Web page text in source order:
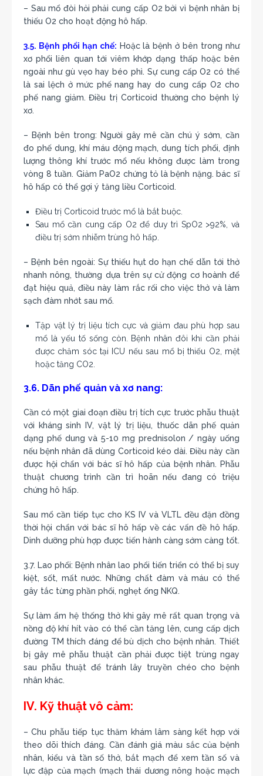
– Sau mổ đòi hỏi phải cung cấp O2 bởi vì bệnh nhân bị
thiếu O2 cho hoạt động hô hấp.
3.5. Bệnh phổi hạn chế: Hoặc là bệnh ở bên trong như
xơ phổi liên quan tới viêm khớp dạng thấp hoặc bên
ngoài như gù vẹo hay béo phì. Sự cung cấp O2 có thể
là sai lệch ở mức phế nang hay do cung cấp O2 cho
phế nang giảm. Điều trị Corticoid thường cho bệnh lý
xơ.
– Bệnh bên trong: Người gây mê cần chú ý sớm, cần
đo phế dung, khí máu động mạch, dung tích phổi, định
lượng thông khí trước mổ nếu không được làm trong
vòng 8 tuần. Giảm PaO2 chứng tỏ là bệnh nặng. bác sĩ
hô hấp có thể gợi ý tăng liều Corticoid.
Điều trị Corticoid trước mổ là bắt buộc.
Sau mổ cần cung cấp O2 để duy trì SpO2 >92%, và
điều trị sớm nhiễm trùng hô hấp.
– Bệnh bên ngoài: Sự thiếu hụt do hạn chế dẫn tới thở
nhanh nông, thường dựa trên sự cử động cơ hoành để
đạt hiệu quả, điều này làm rắc rối cho việc thở và làm
sạch đàm nhớt sau mổ.
Tập vật lý trị liệu tích cực và giảm đau phù hợp sau
mổ là yếu tố sống còn. Bệnh nhân đôi khi cần phải
được chăm sóc tại ICU nếu sau mổ bị thiếu O2, mệt
hoặc tăng CO2.
3.6. Dãn phế quản và xơ nang:
Cần có một giai đoạn điều trị tích cực trước phẫu thuật
với kháng sinh IV, vật lý trị liệu, thuốc dãn phế quản
dạng phế dung và 5-10 mg prednisolon / ngày uống
nếu bệnh nhân đã dùng Corticoid kéo dài. Điều này cần
được hội chẩn với bác sĩ hô hấp của bệnh nhân. Phẫu
thuật chương trình cần trì hoãn nếu đang có triệu
chứng hô hấp.
Sau mổ cần tiếp tục cho KS IV và VLTL đều đặn đồng
thời hội chẩn với bác sĩ hô hấp về các vấn đề hô hấp.
Dinh dưỡng phù hợp được tiến hành càng sớm càng tốt.
3.7. Lao phổi: Bệnh nhân lao phổi tiến triển có thể bị suy
kiệt, sốt, mất nước. Những chất đàm và máu có thể
gây tắc từng phần phổi, nghẹt ống NKQ.
Sự làm ẩm hệ thống thở khi gây mê rất quan trọng và
nồng độ khí hít vào có thể cần tăng lên, cung cấp dịch
đường TM thích đáng để bù dịch cho bệnh nhân. Thiết
bị gây mê phẫu thuật cần phải được tiệt trùng ngay
sau phẫu thuật để tránh lây truyền chéo cho bệnh
nhân khác.
IV. Kỹ thuật vô cảm:
– Chu phẫu tiếp tục thăm khám lâm sàng kết hợp với
theo dõi thích đáng. Cần đánh giá màu sắc của bệnh
nhân, kiểu và tần số thở, bắt mạch để xem tần số và
lực đập của mạch (mạch thái dương nông hoặc mạch